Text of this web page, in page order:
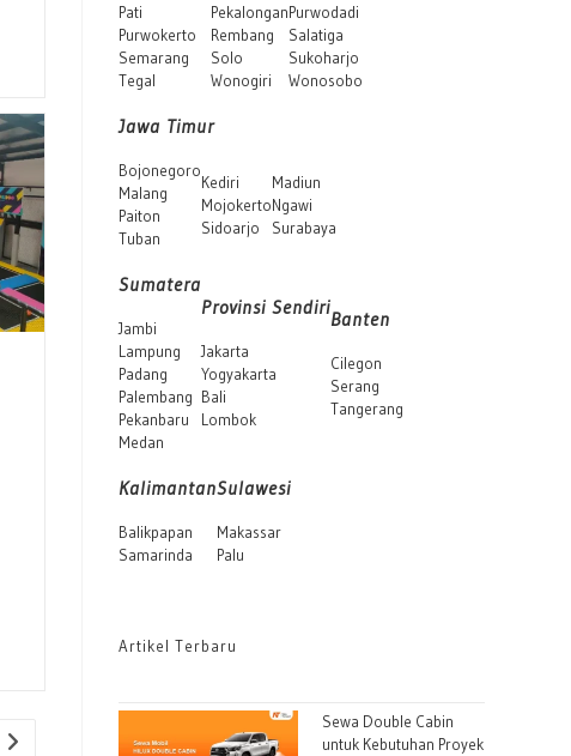
Go to the next page
Pati
Purwokerto
Semarang
Tegal
Pekalongan
Rembang
Solo
Wonogiri
Purwodadi
Salatiga
Sukoharjo
Wonosobo
Jawa Timur
Bojonegoro
Malang
Paiton
Tuban
Kediri
Mojokerto
Sidoarjo
Madiun
Ngawi
Surabaya
Sumatera
Jambi
Lampung
Padang
Palembang
Pekanbaru
Medan
Provinsi Sendiri
Jakarta
Yogyakarta
Bali
Lombok
Banten
Cilegon
Serang
Tangerang
Kalimantan
Balikpapan
Samarinda
Sulawesi
Makassar
Palu
Artikel Terbaru
Sewa Double Cabin
untuk Kebutuhan Proyek